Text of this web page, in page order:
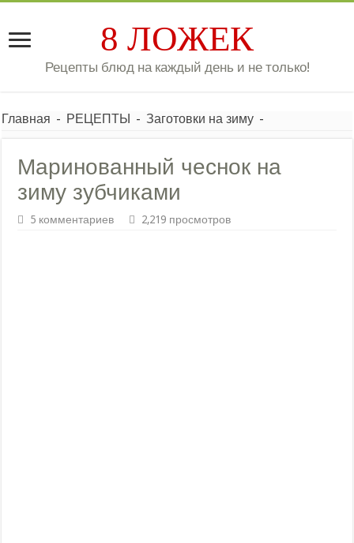
8 ЛОЖЕК
Рецепты блюд на каждый день и не только!
Главная - РЕЦЕПТЫ - Заготовки на зиму -
Маринованный чеснок на
зиму зубчиками
5 комментариев 2,219 просмотров